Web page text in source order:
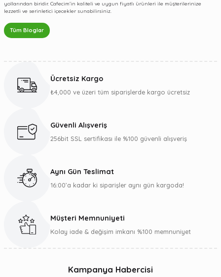
yollarından biridir. Cafecim’in kaliteli ve uygun fiyatlı ürünleri ile müşterilerinize
lezzetli ve serinletici içecekler sunabilirsiniz.
Tüm Bloglar
Ücretsiz Kargo
₺4,000 ve üzeri tüm siparişlerde kargo ücretsiz
Güvenli Alışveriş
256bit SSL sertifikası ile %100 güvenli alışveriş
Aynı Gün Teslimat
16:00’a kadar ki siparişler aynı gün kargoda!
Müşteri Memnuniyeti
Kolay iade & değişim imkanı %100 memnuniyet
Kampanya Habercisi